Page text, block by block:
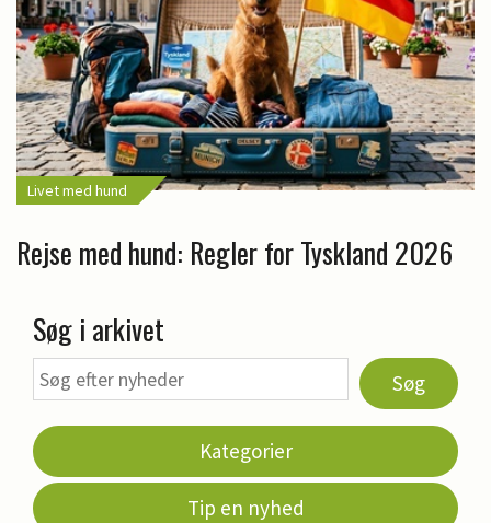
Livet med hund
Rejse med hund: Regler for Tyskland 2026
Søg i arkivet
Søg
Kategorier
Tip en nyhed